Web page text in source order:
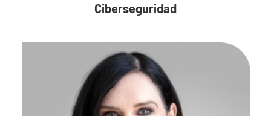
Ciberseguridad